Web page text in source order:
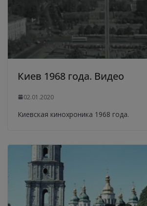
Киев 1968 года. Видео
02.01.2020
Киевская кинохроника 1968 года.